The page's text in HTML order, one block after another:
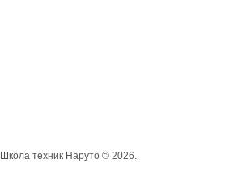
Школа техник Наруто © 2026.